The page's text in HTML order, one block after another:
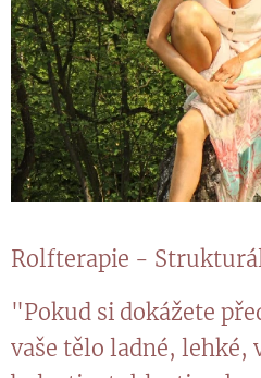
Rolfterapie -
"Pokud si dokážete
vaše tělo ladné, lehké,